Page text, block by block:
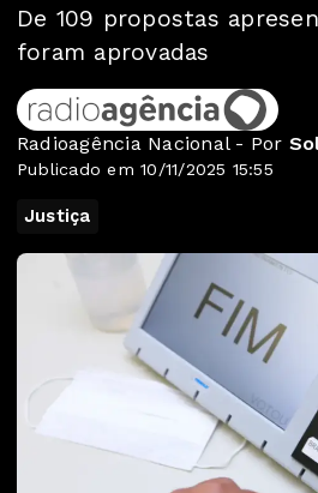
De 109 propostas
foram aprovadas
Radioagência Nacional - Por
Publicado em 10/11/2025 15:55
Justiça